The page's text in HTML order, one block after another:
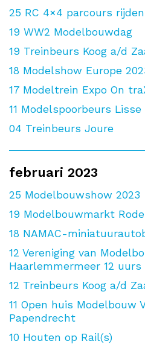
25 RC 4×4 parcours
19 WW2 Modelbouwdag
19 Treinbeurs Koog a/d
18 Modelshow Europe
17 Modeltrein Expo On
11 Modelspoorbeurs Lisse
04 Treinbeurs Joure
februari 2023
25 Modelbouwshow 2023
19 Modelbouwmarkt
18 NAMAC-
12 Vereniging van
Haarlemmermeer 12 uurs
12 Treinbeurs Koog a/d
11 Open huis Modelbouw
Papendrecht
10 Houten op Rail(s)